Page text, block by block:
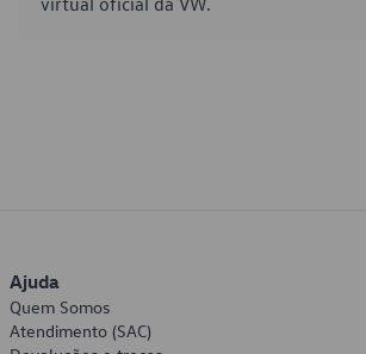
Ajuda
Quem Somos
Atendimento (SAC)